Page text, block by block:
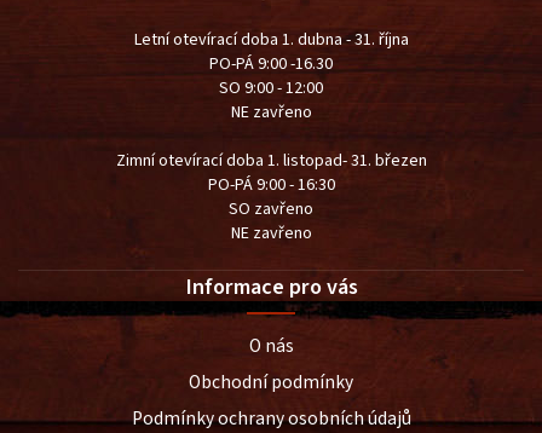
Letní otevírací doba 1. dubna - 31. října
PO-PÁ 9:00 -16.30
SO 9:00 - 12:00
NE zavřeno
Zimní otevírací doba 1. listopad- 31. březen
PO-PÁ 9:00 - 16:30
SO zavřeno
NE zavřeno
Informace pro vás
O nás
Obchodní podmínky
Podmínky ochrany osobních údajů